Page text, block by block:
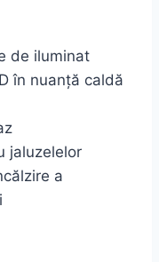
de iluminat
în nuanță caldă
jaluzelelor
a